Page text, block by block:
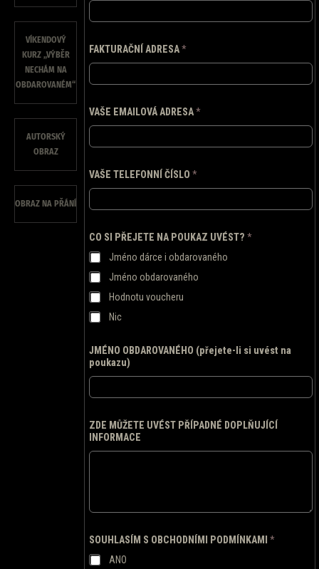
VÍKENDOVÝ
KURZ „VÝBĚR
NECHÁM NA
OBDAROVANÉM“
AUTORSKÝ
OBRAZ
OBRAZ NA PŘÁNÍ
FAKTURAČNÍ ADRESA*
O
D
P
Ň
U
Í
Í
A
Š
E
VAŠE EMAILOVÁ ADRESA*
VAŠE TELEFONNÍ ČÍSLO*
CO SI PŘEJETE NA POUKAZ UVÉST?*
Jméno dárce i obdarovaného
Jméno obdarovaného
Hodnotu voucheru
Nic
JMÉNO OBDAROVANÉHO (přejete-li si uvést na
poukazu)
ZDE MŮŽETE UVÉST PŘÍPADNÉ DOPLŇUJÍCÍ
INFORMACE
SOUHLASÍM S OBCHODNÍMI PODMÍNKAMI*
ANO